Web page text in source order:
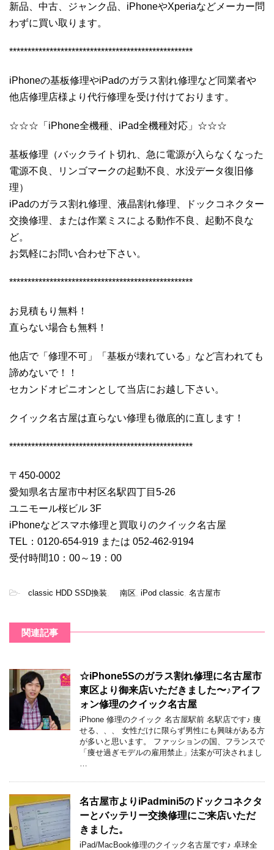
新品、中古、ジャンク品、iPhoneやXperiaなどメーカー問
わずに買い取ります。
**************************************************
iPhoneの基板修理やiPadのガラス割れ修理など同業者や
他店修理店様より代行修理を受け付けております。
☆☆☆「iPhone全機種、iPad全機種対応」☆☆☆
基板修理（バックライト切れ、急に電源が入らなくなった
電源不良、リンゴマークの起動不良、水没データ復旧修
理）
iPadのガラス割れ修理、液晶割れ修理、ドックコネクター
交換修理、または作業ミスによる動作不良、起動不良な
ど。
お気軽にお問い合わせ下さい。
**************************************************
お見積もり無料！
直らない場合も無料！
他店で「修理不可」「基板が壊れている」など言われても
諦めないで！！
セカンドオピニオンとして当店にお越し下さい。
クイック名古屋は直らない修理も徹底的に直します！
**************************************************
〒450-0002
愛知県名古屋市中村区名駅四丁目5-26
ユニモール桜ビル 3F
iPhoneなどスマホ修理と買取りのクイック名古屋
TEL：0120-654-919 または 052-462-9194
受付時間10：00～19：00
- classic HDD SSD換装 南区 iPod classic 名古屋市
関連記事
☆iPhone5Sのガラス割れ修理に名古屋市
東区より御来店いただきました〜♪アイフ
ォン修理のクイック名古屋
iPhone 修理のクイック 名古屋駅前 名駅店です♪ 痩
せる、、、 女性だけに限らず男性にも興味がある方
が多いと思います。 ファッションの国、フランスで
「痩せ過ぎモデルの雇用禁止」法案が可決されまし
名古屋市よりiPadmini5のドックコネクタ
ーとバッテリー交換修理にご来店いただ
きました。
iPad/MacBook修理のクイック名古屋です♪ 卓球全